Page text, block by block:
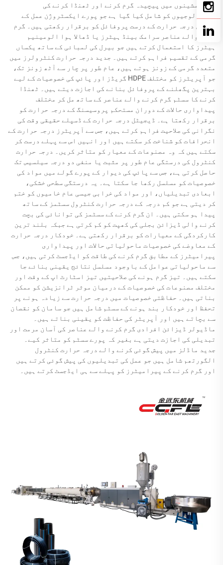
جدید مشینوں میں پیچیدہ گرم کرنے اور ٹھنڈا کرنے کی
ٹیکنالوجیوں کو شامل کیا گیا ہے جو پورے ایکسٹروژن عمل کے
دوران درجہ حرارت کے درست پروفائل کو برقرار رکھتی ہیں۔ گرم
کرنے والے عناصر سرامک بینڈ ہیٹرز یا ڈھالا ہوا الومینیم
ہیٹرز کا استعمال کرتے ہیں جو بیرل کی لمبائی کے ساتھ یکساں
گرمی کے تقسیم فراہم کرتے ہیں۔ جدید درجہ حرارت کنٹرولرز میں
متعدد گرمی کے زونز ہوتے ہیں، عام طور پر چار سے آٹھ زونز تک،
جو آپریٹرز کو مختلف HDPE گریڈز اور پائپ کی خصوصیات کے لیے
بہترین پگھلنے کے پروفائل بنانے کی اجازت دیتے ہیں۔ ٹھنڈا
کرنے کا سسٹم گرم کرنے والے عناصر کے ساتھ مل کر مختلف
پیداواری حالات کے دوران مستحکم پروسیسنگ کے درجہ حرارت کو
برقرار رکھتا ہے۔ ڈیجیٹل درجہ حرارت کے ڈسپلے حقیقی وقت کی
نگرانی کی صلاحیت فراہم کرتے ہیں، جس سے آپریٹرز درجہ حرارت کے
انحرافات کو شناخت کر سکتے ہیں اور انہیں اس سے پہلے درست کر
سکتے ہیں کہ وہ مصنوعات کے معیار کو متاثر کریں۔ درجہ حرارت
کنٹرول کی درستگی عام طور پر مثبت یا منفی دو درجہ سیلسیس تک
حاصل کرتی ہے، جس سے پائپ کی دیوار کے پورے گولے میں مواد کی
خصوصیات کو مسلسل رکھا جا سکتا ہے۔ یہ درستگی سطحی خشکی،
ابعادی تبدیلیاں، اور مواد کی خرابی جیسی عام خامیوں کو ختم
کر دیتی ہے جو کم درجہ کے درجہ حرارت کنٹرول سسٹمز کے ساتھ
پیدا ہو سکتی ہیں۔ ان گرم کرنے کے سسٹمز کی توانائی کی بچت
کرنے والی ڈیزائن بجلی کی کھپت کو کم کرتی ہے جبکہ بلند ترین
کارکردگی کے معیارات کو برقرار رکھتی ہے۔ خودکار درجہ حرارت
کے معاوضے کی خصوصیات ماحولیاتی حالات اور پیداواری
پیرامیٹرز کے مطابق گرم کرنے کی طاقت کو ایڈجسٹ کرتی ہیں، جس
سے ماحولیاتی عوامل کے باوجود مسلسل نتائج یقینی بنائے جا
سکتے ہیں۔ تیز گرم ہونے کی صلاحیتیں تیز اسٹارٹ اپ کے وقت اور
مختلف مصنوعات کی خصوصیات کے درمیان موثر ٹرانزیشن کو ممکن
بناتی ہیں۔ حفاظتی خصوصیات میں درجہ حرارت سے زیادہ ہونے پر
تحفظ اور خودکار بند ہونے کے سسٹم شامل ہیں جو سامان کو نقصان
سے بچاتے ہیں اور آپریٹر کی حفاظت کو یقینی بناتے ہیں۔
ماڈیولر ڈیزائن افرادی گرم کرنے والے عناصر کی آسان مرمت اور
تبدیلی کی اجازت دیتی ہے بغیر کہ پورے سسٹم کو متاثر کیے۔
جدید ماڈلز میں پیش گوئی کرنے والے درجہ حرارت کنٹرول
الگورتھم شامل ہیں جو عمل کی تبدیلیوں کی پیش گوئی کرتے ہیں
اور گرم کرنے کے پیرامیٹرز کو پہلے سے ہی ایڈجسٹ کرتے ہیں۔